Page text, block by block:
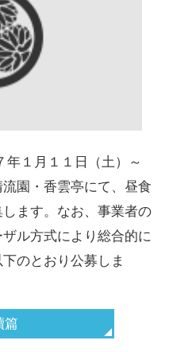
１月１１日（土）～
園・香雲亭にて、昼食
ます。なお、事業者の
ル方式により総合的に
のとおり公募しま
篇